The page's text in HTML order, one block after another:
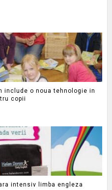
include o noua tehnologie in
copii
intensiv limba engleza